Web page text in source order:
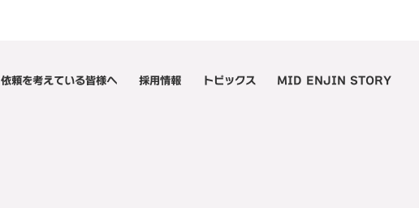
依頼を考えている皆様へ 採用情報 トピックス MID ENJIN STORY